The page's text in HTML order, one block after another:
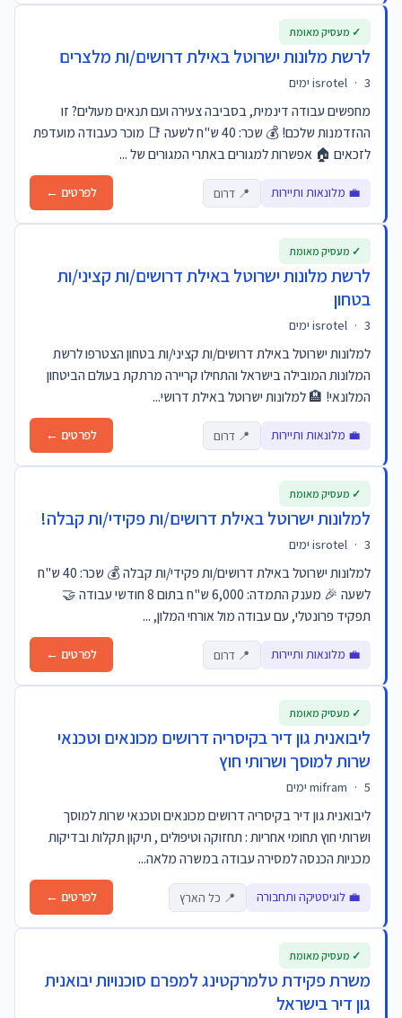
לרשת מלונות ישרוטל באילת דרושים/ות מלצרים
isrotel · 3 ימים
מחפשים עבודה דינמית, בסביבה צעירה ועם תנאים מעולים? זו
ההזדמנות שלכם! 💰 שכר: 40 ש"ח לשעה 📑 מוכר כעבודה מועדפת
לזכאים 🏠 אפשרות למגורים באתרי המגורים של ...
💼 מלונאות ותיירות 📍 דרום לפרטים ←
✓ מעסיק מאומת
לרשת מלונות ישרוטל באילת דרושים/ות קציני/ות
בטחון
isrotel · 3 ימים
למלונות ישרוטל באילת דרושים/ות קציני/ות בטחון הצטרפו לרשת
המלונות המובילה בישראל והתחילו קריירה מרתקת בעולם הביטחון
המלונאי! 🏨 למלונות ישרוטל באילת דרושי...
💼 מלונאות ותיירות 📍 דרום לפרטים ←
✓ מעסיק מאומת
למלונות ישרוטל באילת דרושים/ות פקידי/ות קבלה!
isrotel · 3 ימים
למלונות ישרוטל באילת דרושים/ות פקידי/ות קבלה 💰 שכר: 40 ש"ח
לשעה 🎉 מענק התמדה: 6,000 ש"ח בתום 8 חודשי עבודה 🤝
תפקיד פרונטלי, עם עבודה מול אורחי המלון, ...
💼 מלונאות ותיירות 📍 דרום לפרטים ←
✓ מעסיק מאומת
ליבואנית גון דיר בקיסריה דרושים מכונאים וטכנאי
שרות למוסך ושרותי חוץ
mifram · 5 ימים
ליבואנית גון דיר בקיסריה דרושים מכונאים וטכנאי שרות למוסך
ושרותי חוץ תחומי אחריות : תחזוקה וטיפולים , תיקון תקלות ובדיקות
מכניות הכנסה למסירה עבודה במשרה מלאה...
💼 לוגיסטיקה ותחבורה 📍 כל הארץ לפרטים ←
✓ מעסיק מאומת
משרת פקידת טלמרקטינג למפרם סוכנויות יבואנית
גון דיר בישראל
✓ מעסיק מאומת